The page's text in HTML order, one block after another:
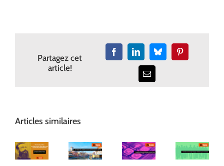
Partagez cet
article!
FacebookLinkedInBlueskyPinterest
Email
Articles similaires